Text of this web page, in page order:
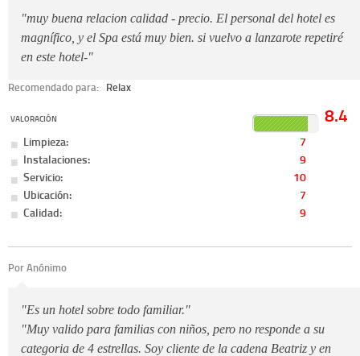
"muy buena relacion calidad - precio. El personal del hotel es
magnífico, y el Spa está muy bien. si vuelvo a lanzarote repetiré
en este hotel-"
Recomendado para: Relax
VALORACIÓN 8.4
Limpieza:
7
Instalaciones:
9
Servicio:
10
Ubicación:
7
Calidad:
9
Por Anónimo
"Es un hotel sobre todo familiar."
"Muy valido para familias con niños, pero no responde a su
categoria de 4 estrellas. Soy cliente de la cadena Beatriz y en